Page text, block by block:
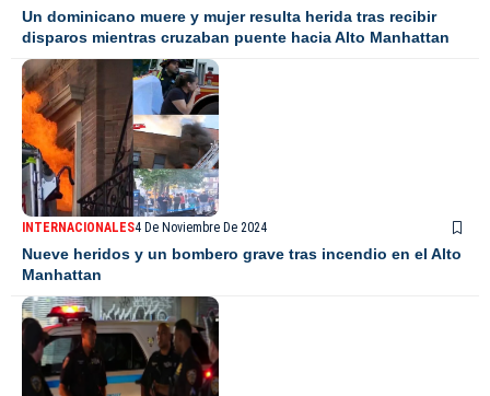
Un dominicano muere y mujer resulta herida tras recibir
disparos mientras cruzaban puente hacia Alto Manhattan
INTERNACIONALES4 De Noviembre De 2024
Nueve heridos y un bombero grave tras incendio en el Alto
Manhattan